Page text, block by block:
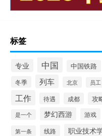
标签
专业 中国 中国铁路
冬季 列车 北京 员工
工作 待遇 成都 攻
是一个 梦幻西游 游戏
第一条 线路 职业技术